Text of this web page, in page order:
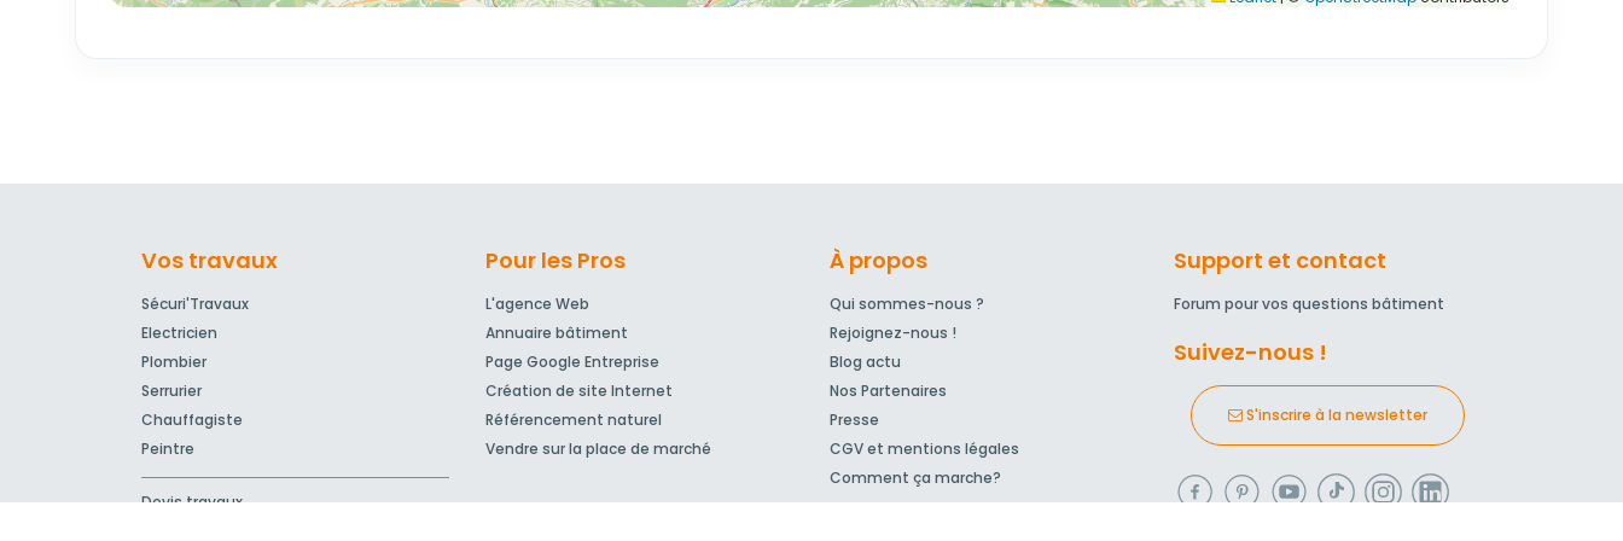
Vos travaux
Sécuri'Travaux
Electricien
Plombier
Serrurier
Chauffagiste
Peintre
Devis travaux
Pour les Pros
L'agence Web
Annuaire bâtiment
Page Google Entreprise
Création de site Internet
Référencement naturel
Vendre sur la place de marché
À propos
Qui sommes-nous ?
Rejoignez-nous !
Blog actu
Nos Partenaires
Presse
CGV et mentions légales
Comment ça marche?
Support et contact
Forum pour vos questions bâtiment
Suivez-nous !
S'inscrire à la newsletter